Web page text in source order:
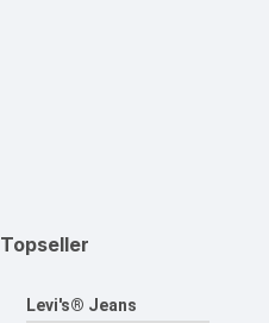
Topseller
Levi's® Jeans